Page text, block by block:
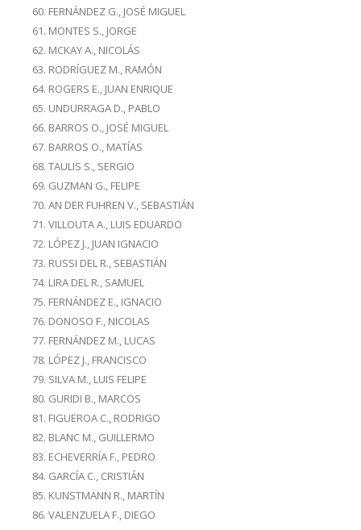
FERNÁNDEZ G., JOSÉ MIGUEL
MONTES S., JORGE
MCKAY A., NICOLÁS
RODRÍGUEZ M., RAMÓN
ROGERS E., JUAN ENRIQUE
UNDURRAGA D., PABLO
BARROS O., JOSÉ MIGUEL
BARROS O., MATÍAS
TAULIS S., SERGIO
GUZMAN G., FELIPE
AN DER FUHREN V., SEBASTIÁN
VILLOUTA A., LUIS EDUARDO
LÓPEZ J., JUAN IGNACIO
RUSSI DEL R., SEBASTIÁN
LIRA DEL R., SAMUEL
FERNÁNDEZ E., IGNACIO
DONOSO F., NICOLAS
FERNÁNDEZ M., LUCAS
LÓPEZ J., FRANCISCO
SILVA M., LUIS FELIPE
GURIDI B., MARCOS
FIGUEROA C., RODRIGO
BLANC M., GUILLERMO
ECHEVERRÍA F., PEDRO
GARCÍA C., CRISTIÁN
KUNSTMANN R., MARTÍN
VALENZUELA F., DIEGO